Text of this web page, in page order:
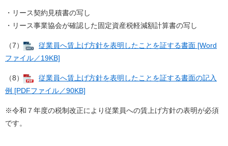
・リース契約見積書の写し
・リース事業協会が確認した固定資産税軽減額計算書の写し
（7）
従業員へ賃上げ方針を表明したことを証する書面 [Word
ファイル／19KB]
（8）​
従業員へ賃上げ方針を表明したことを証する書面の記入
例 [PDFファイル／90KB]
※令和７年度の税制改正により従業員への賃上げ方針の表明が必須
です。